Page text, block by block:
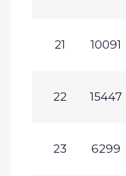
21 10091
22 15447
23 6299